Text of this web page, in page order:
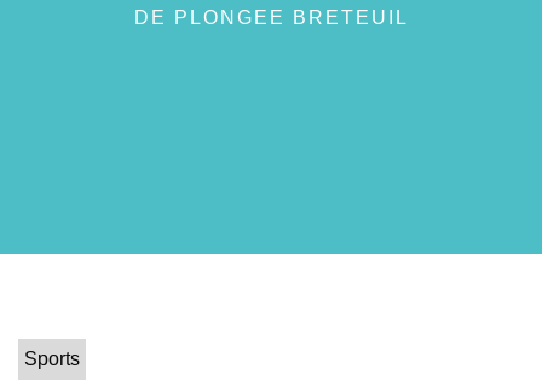
DE PLONGEE BRETEUIL
Sports